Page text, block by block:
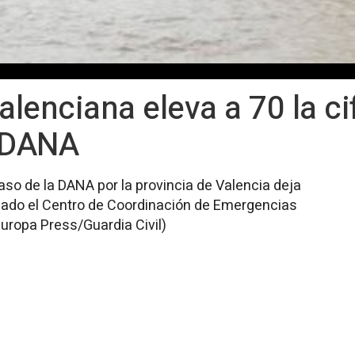
eleva a 70 la
de la DANA por la provincia de Valencia deja
el Centro de Coordinación de Emergencias
Press/Guardia Civil)